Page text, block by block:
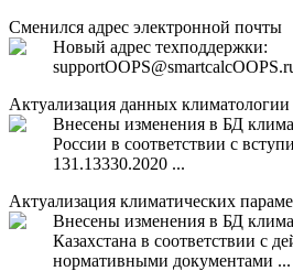
Сменился адрес электронной почты
Новый адрес техподдержки:
supportOOPS@smartcalcOOPS
Актуализация данных
Внесены изменения в БД
России в соответствии с
131.13330.2020 ...
Актуализация климатических
Внесены изменения в БД
Казахстана в соответствии с
нормативными документами ...